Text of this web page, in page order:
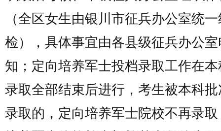
（全区女生由银川市征兵办公室统
检），具体事宜由各县级征兵办公
知；定向培养军士投档录取工作在
录取全部结束后进行，考生被本科
录取的，定向培养军士院校不再录